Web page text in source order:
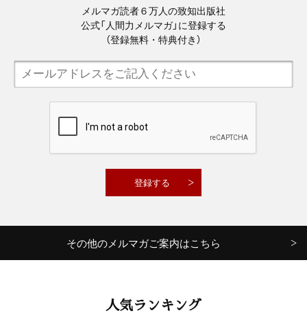
メルマガ読者６万人の致知出版社
公式「人間力メルマガ」に登録する
（登録無料・特典付き）
その他のメルマガご案内はこちら
人気ランキング